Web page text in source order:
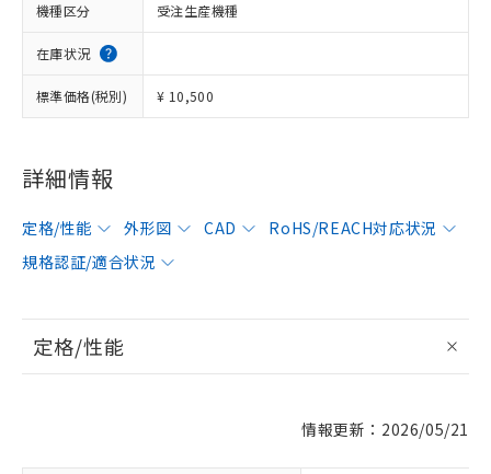
機種区分 受注生産機種
在庫状況
標準価格(税別) ¥ 10,500
詳細情報
定格/性能 外形図 CAD
RoHS/REACH対応状況
規格認証/適合状況
定格/性能
情報更新：2026/05/21